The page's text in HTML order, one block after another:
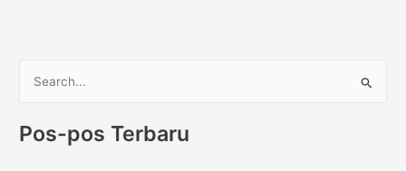
r
Pos-pos Terbaru